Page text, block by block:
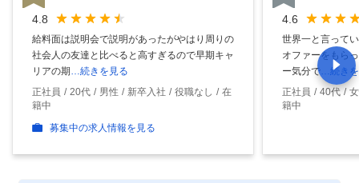
4.8
給料面は説明会で説明があったがやはり周りの
社会人の友達と比べると高すぎるので早期キャ
リアの期…続きを見る
正社員
20代 男性 新卒入社 役職なし
在
籍中
募集中の求人情報を見る
4.6
世界一と言って
オファーをもら
ー気分で…続き
正社員
40代
籍中